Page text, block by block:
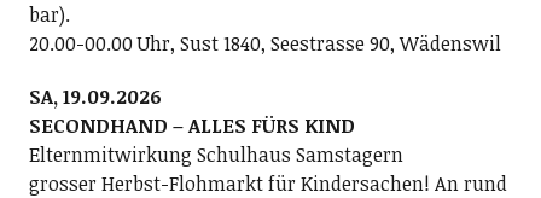
bar).
20.00-00.00 Uhr, Sust 1840, Seestrasse 90, Wädenswil
SA, 19.09.2026
SECONDHAND – ALLES FÜRS KIND
Elternmitwirkung Schulhaus Samstagern
grosser Herbst-Flohmarkt für Kindersachen! An rund